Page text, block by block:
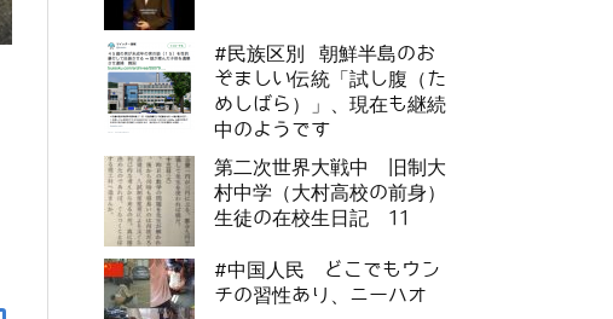
#民族区別 朝鮮半島のお
ぞましい伝統「試し腹（た
めしばら）」、現在も継続
中のようです
第二次世界大戦中 旧制大
村中学（大村高校の前身）
生徒の在校生日記 11
#中国人民 どこでもウン
チの習性あり、ニーハオ